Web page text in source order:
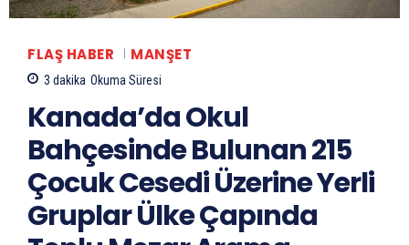
FLAŞ HABER MANŞET
3 dakika Okuma Süresi
Kanada’da Okul
Bahçesinde Bulunan 215
Çocuk Cesedi Üzerine Yerli
Gruplar Ülke Çapında